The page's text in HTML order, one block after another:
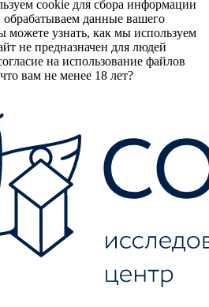
cookie для сбора информации
обрабатываем данные вашего
можете узнать, как мы используем
не предназначен для людей
на использование файлов
вам не менее 18 лет?